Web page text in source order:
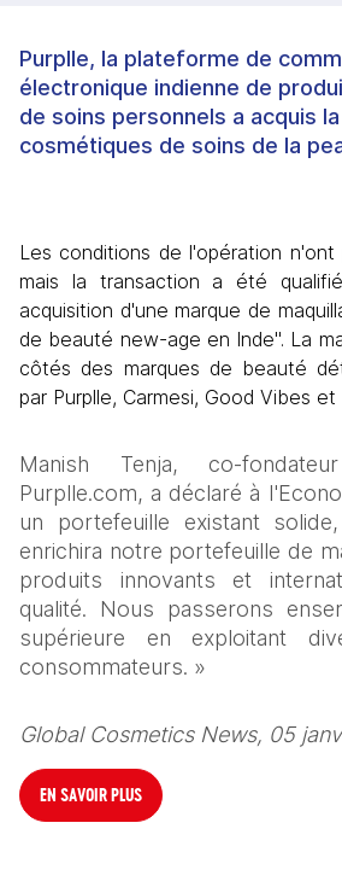
Purplle, la plateforme de
électronique indienne de
de soins personnels a acquis
cosmétiques de soins de la
Les conditions de l'opération
mais la transaction a été
acquisition d'une marque de
de beauté new-age en Inde". La
côtés des marques de beauté
par Purplle, Carmesi, Good Vibes et
Manish Tenja, co-
Purplle.com, a déclaré à
un portefeuille existant
enrichira notre portefeuille de
produits innovants et
qualité. Nous passerons
supérieure en exploitant
consommateurs. »
Global Cosmetics News, 05
EN SAVOIR PLUS